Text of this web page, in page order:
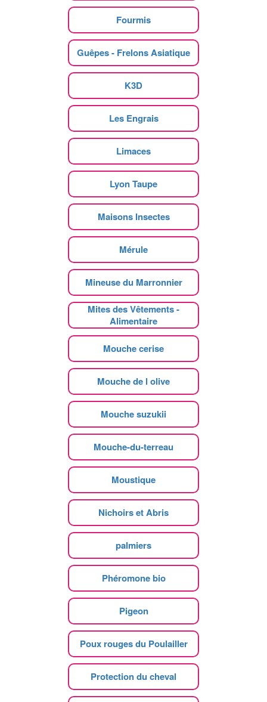
Fourmis
Guêpes - Frelons Asiatique
K3D
Les Engrais
Limaces
Lyon Taupe
Maisons Insectes
Mérule
Mineuse du Marronnier
Mites des Vêtements -
Alimentaire
Mouche cerise
Mouche de l olive
Mouche suzukii
Mouche-du-terreau
Moustique
Nichoirs et Abris
palmiers
Phéromone bio
Pigeon
Poux rouges du Poulailler
Protection du cheval